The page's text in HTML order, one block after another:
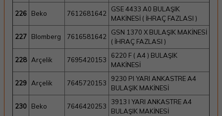
226 Beko 7612681642
GSE 4433 A0 BULAŞIK
MAKİNESİ ( İHRAÇ FAZLASI )
227 Blomberg 7616581642
GSN 1370 X BULAŞIK MAKİNESİ
( İHRAÇ FAZLASI )
228 Arçelik 7695420153
6220 F ( A4 ) BULAŞIK
MAKİNESİ
229 Arçelik 7645720153
9230 PI YARI ANKASTRE A4
BULAŞIK MAKİNESİ
230 Beko 7646420253
3913 I YARI ANKASTRE A4
BULAŞIK MAKİNESİ